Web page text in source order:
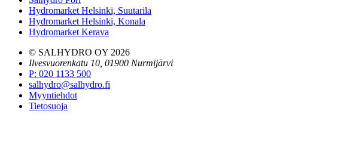
Hydromarket Helsinki, Suutarila
Hydromarket Helsinki, Konala
Hydromarket Kerava
© SALHYDRO OY 2026
Ilvesvuorenkatu 10, 01900 Nurmijärvi
P: 020 1133 500
salhydro@salhydro.fi
Myyntiehdot
Tietosuoja